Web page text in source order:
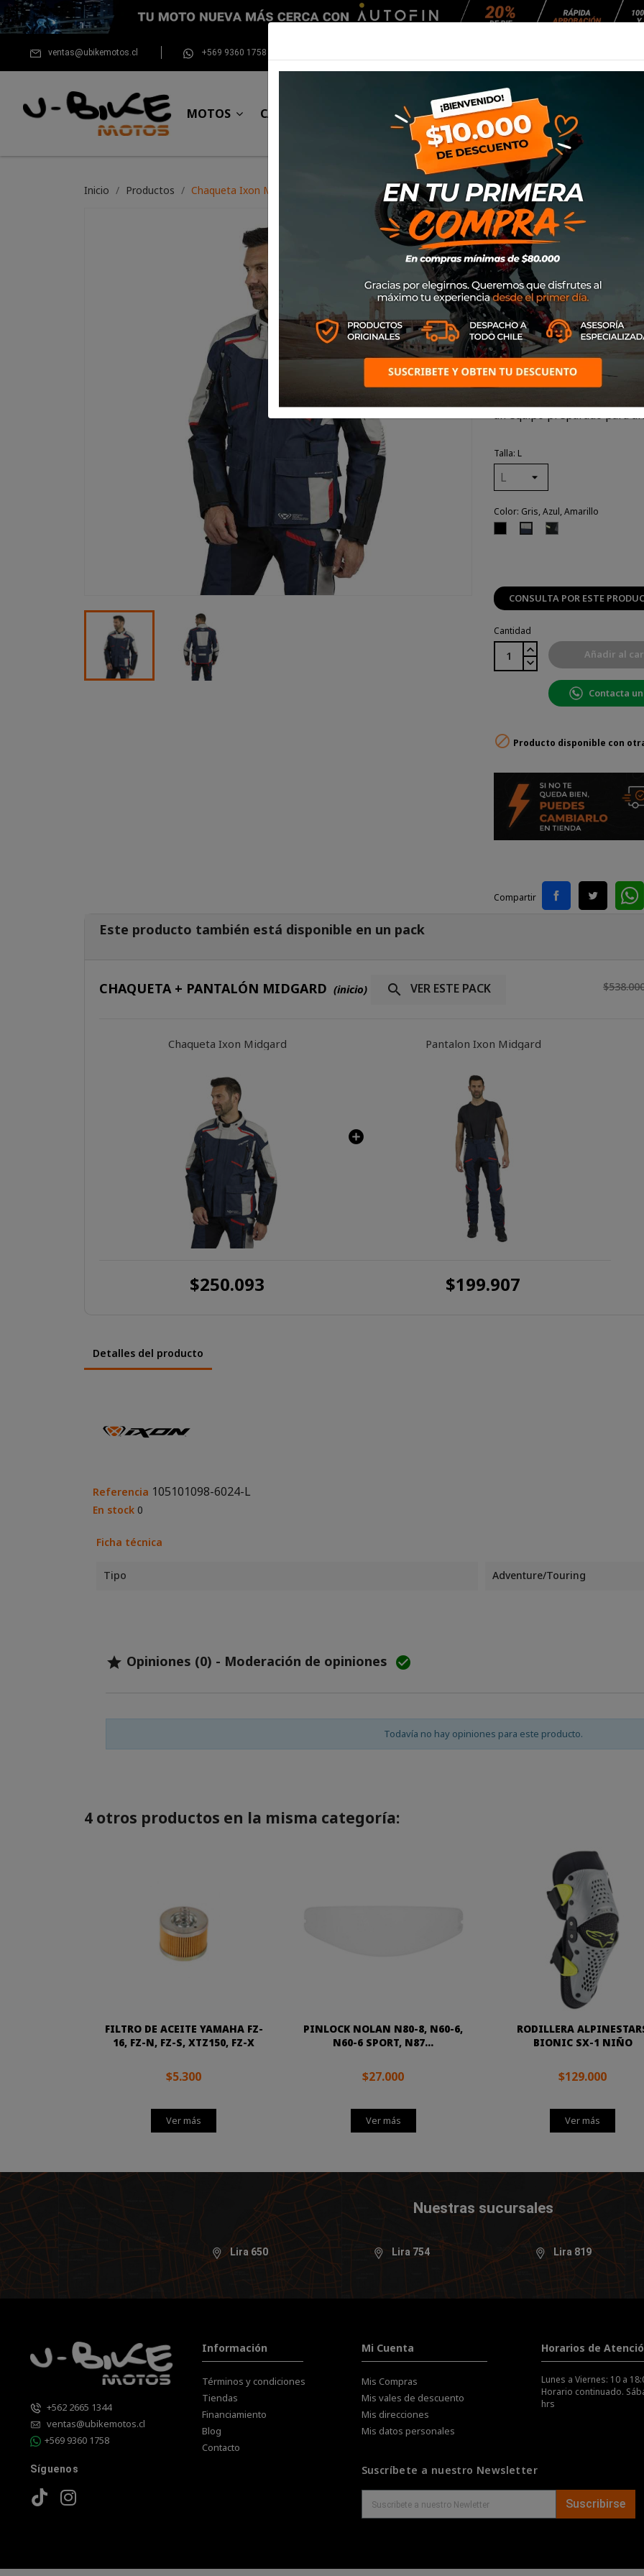
ventas@ubikemotos.cl +569 9360 1758
MOTOS CASCOS EQUIPAMIENTO NEUMÁTICOS MANTENCIÓN
Inicio Productos Chaqueta Ixon Midgard
Chaqueta Ixon
SKU105101098
$299.000
Chaqueta con un
impresionante para la
desmontable, ajustes,
excelente relación calidad-
un equipo preparado para
Talla: L
Color: Gris, Azul, Amarillo
NegroGris,
CONSULTA POR ESTE
Cantidad
Añadir al
Contacta
 Producto disponible con
Compartir
Este producto también está disponible en un pack
CHAQUETA + PANTALÓN MIDGARD (inicio)  VER ESTE PACK
Chaqueta Ixon Midgard
$250.093
Pantalon Ixon Midgard
$199.907
Detalles del producto
Referencia 105101098-6024-L
En stock 0
Ficha técnica
Tipo Adventure/Touring
 Opiniones (0) - Moderación de opiniones 
Todavía no hay opiniones para este producto.
4 otros productos en la misma categoría:
FILTRO DE ACEITE YAMAHA FZ-
16, FZ-N, FZ-S, XTZ150, FZ-X
$5.300
Ver más
PINLOCK NOLAN N80-8, N60-6,
N60-6 SPORT, N87...
$27.000
Ver más
RODILLERA
BIONIC SX-1 NIÑO
$129.000
Ver más
Nuestras sucursales
Lira 650 Lira 754 Lira 819
+562 2665 1344
ventas@ubikemotos.cl
+569 9360 1758
Síguenos
Información
Términos y condiciones
Tiendas
Financiamiento
Blog
Contacto
Mi Cuenta
Mis Compras
Mis vales de descuento
Mis direcciones
Mis datos personales
Horarios de
Lunes a Viernes: 10 a
Horario continuado.
hrs
Suscríbete a nuestro Newsletter
Suscribirse